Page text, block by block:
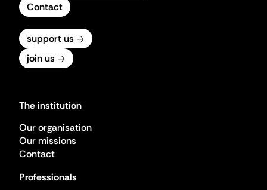
Contact
support us
join us
The institution
Our organisation
Our missions
Contact
Professionals